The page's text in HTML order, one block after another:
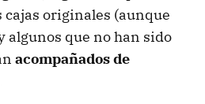
cajas originales (aunque
algunos que no han sido
acompañados de